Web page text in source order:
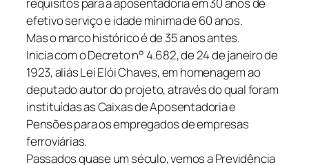
requisitos para a aposentadoria em 30 anos de
efetivo serviço e idade mínima de 60 anos.
Mas o marco histórico é de 35 anos antes.
Inicia com o Decreto n° 4.682, de 24 de janeiro de
1923, aliás Lei Elói Chaves, em homenagem ao
deputado autor do projeto, através do qual foram
instituídas as Caixas de Aposentadoria e
Pensões para os empregados de empresas
ferroviárias.
Passados quase um século, vemos a Previdência